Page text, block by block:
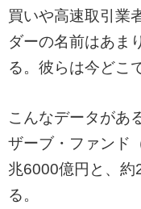
買いや高速取引業
ダーの名前はあま
る。彼らは今どこ
こんなデータがあ
ザーブ・ファンド
兆6000億円と、約
る。